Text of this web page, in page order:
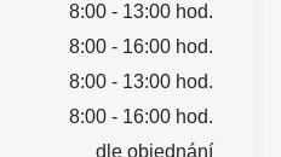
8:00 - 13:00 hod.
8:00 - 16:00 hod.
8:00 - 13:00 hod.
8:00 - 16:00 hod.
dle objednání